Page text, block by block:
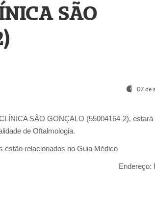
SÃO
07 de
SÃO GONÇALO (55004164-2), estará
de Oftalmologia.
estão relacionados no Guia Médico
(55004164-2). Endereço: